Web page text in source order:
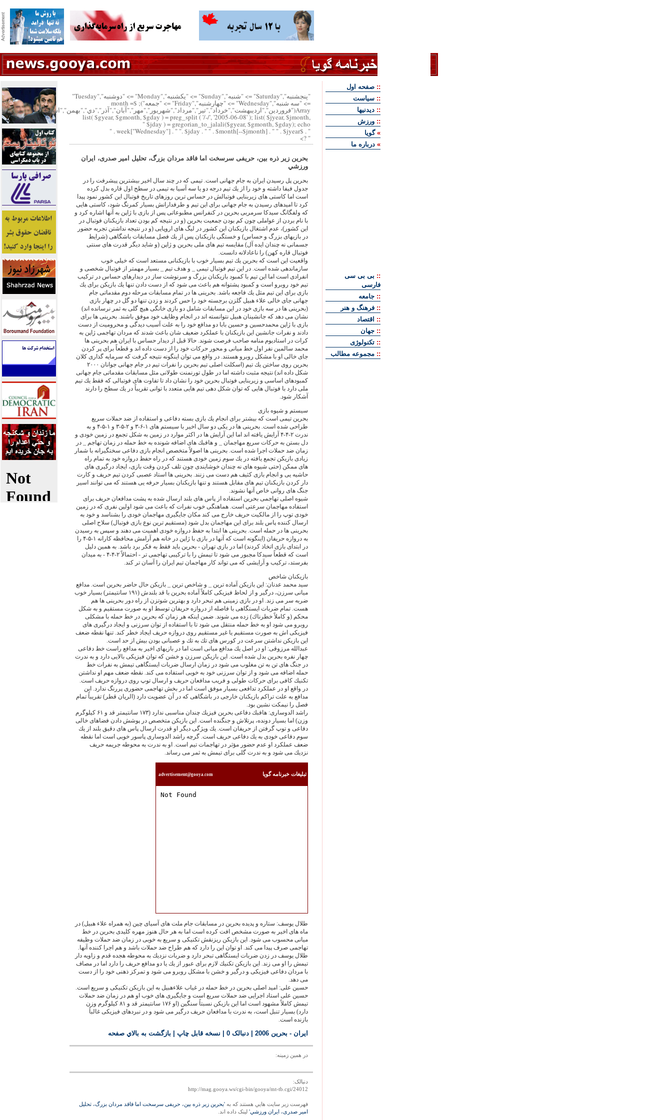
"پنجشنبه","Saturday" => "شنبه","Sunday" => "يكشنبه","Monday" => "دوشنبه","Tuesday"
=> "سه شنبه","Wednesday" => "چهارشنبه","Friday" => "جمعه"); $month =
Array("فروردين","ارديبهشت","خرداد","تير","مرداد","شهريور","مهر","آبان","آذر","دي","بهمن","اسفند");
list( $gyear, $gmonth, $gday ) = preg_split ( '/-/', '2005-06-08' ); list( $jyear, $jmonth,
$jday ) = gregorian_to_jalali($gyear, $gmonth, $gday); echo "
" . $week["Wednesday"] . " ". $jday . " " . $month[--$jmonth] . " " . $jyear . "
" ?>
بحرين زير ذره بين، حريفى سرسخت اما فاقد مردان بزرگ، تحليل امير صدرى، ايران
ورزشي
بحرين پل رسيدن ايران به جام جهانى است. تيمى كه در چند سال اخير بيشترين پيشرفت را در
جدول فيفا داشته و خود را از يك تيم درجه دو يا سه آسيا به تيمى در سطح اول قاره بدل كرده
است اما كاستى هاى زيربنايى فوتبالش در حساس ترين روزهاى تاريخ فوتبال اين كشور نمود پيدا
كرد تا اميدهاى رسيدن به جام جهانى براى اين تيم و طرفدارانش بسيار كمرنگ شود، كاستى هايى
كه ولفگانگ سيدكا سرمربى بحرين در كنفرانس مطبوعاتى پس از بازى با ژاپن به آنها اشاره كرد و
با نام بردن از عواملى چون كم بودن جمعيت بحرين (و در نتيجه كم بودن تعداد بازيكنان فوتبال در
اين كشور)، عدم اشتغال بازيكنان اين كشور در ليگ هاى اروپايى (و در نتيجه نداشتن تجربه حضور
در بازيهاى بزرگ و حساس) و خستگى بازيكنان پس از يك فصل مسابقات باشگاهى (شرايط
جسمانى نه چندان ايده آل) مقايسه تيم هاى ملى بحرين و ژاپن (و شايد ديگر قدرت هاى سنتى
فوتبال قاره كهن) را ناعادلانه دانست.
واقعيت اين است كه بحرين يك تيم بسيار خوب با بازيكنانى مستعد است كه خيلى خوب
سازماندهى شده است. در اين تيم فوتبال تيمى _ و هدف تيم _ بسيار مهمتر از فوتبال شخصى و
انفرادى است اما اين تيم با كمبود بازيكنان بزرگ و سرنوشت ساز در ديدارهاى حساس در تركيب
تيم خود روبرو است و كمبود پشتوانه هم باعث مى شود كه از دست دادن تنها يك بازيكن براى يك
بازى براى اين تيم مثل يك فاجعه باشد. بحرينى ها در تمام مسابقات مرحله دوم مقدماتى جام
جهانى جاى خالى علاء هبيل گلزن برجسته خود را حس كردند و زدن تنها دو گل در چهار بازى
(بحرينى ها در سه بازى خود در اين مسابقات شامل دو بازى خانگى هيچ گلى به ثمر نرسانده اند)
نشان مى دهد كه جانشينان هبيل نتوانسته اند در انجام وظايف خود موفق باشند. بحرينى ها براى
بازى با ژاپن محمدحسين و حسين بابا دو مدافع خود را به علت آسيب ديدگى و محروميت از دست
دادند و نفرات جانشين اين بازيكنان با عملكرد ضعيف شان باعث شدند كه مردان تهاجمى ژاپن به
كرات در استاديوم منامه صاحب فرصت شوند. حالا قبل از ديدار حساس با ايران هم بحرينى ها
محمد سالمين نفر اول خط ميانى و محور حركات خود را از دست داده اند و قطعاً براى پر كردن
جاى خالى او با مشكل روبرو هستند. در واقع مى توان اينگونه نتيجه گرفت كه سرمايه گذارى كلان
بحرين روى ساختن يك تيم (اسكلت اصلى تيم بحرين را نفرات تيم در جام جهانى جوانان ۲۰۰۰
شكل داده اند) نتيجه مثبت داشته اما در طول تورنمنت طولانى مثل مسابقات مقدماتى جام جهانى
كمبودهاى اساسى و زيربنايى فوتبال بحرين خود را نشان داد تا تفاوت هاى فوتبالى كه فقط يك تيم
ملى دارد با فوتبال هايى كه توان شكل دهى تيم هايى متعدد با توانى تقريباً در يك سطح را دارند
آشكار شود.
سيستم و شيوه بازى
بحرين تيمى است كه بيشتر براى انجام يك بازى بسته دفاعى و استفاده از ضد حملات سريع
طراحى شده است. بحرينى ها در يكى دو سال اخير با سيستم هاى ۱-۶-۳ و ۲-۵-۳ و ۱-۵-۴ و به
ندرت ۲-۴-۴ آرايش يافته اند اما اين آرايش ها در اكثر موارد در زمين به شكل تجمع در زمين خودى و
دل بستن به حركات سريع مهاجمان _ و هافبك هاى اضافه شونده به خط حمله در زمان تهاجم _ در
زمان ضد حملات اجرا شده است. بحرينى ها اصولاً متخصص انجام بازى دفاعى سختگيرانه با شمار
زيادى بازيكن تجمع يافته در يك سوم زمين خودى هستند كه در راه حفظ دروازه خود به تمام راه
هاى ممكن (حتى شيوه هاى نه چندان خوشايندى چون تلف كردن وقت بازى، ايجاد درگيرى هاى
حاشيه يى و انجام بازى كثيف هم دست مى زنند. بحرينى ها استاد عصبى كردن تيم حريف و كارت
دار كردن بازيكنان تيم هاى مقابل هستند و تنها بازيكنان بسيار حرفه يى هستند كه مى توانند اسير
جنگ هاى روانى خاص آنها نشوند.
شيوه اصلى تهاجمى بحرين استفاده از پاس هاى بلند ارسال شده به پشت مدافعان حريف براى
استفاده مهاجمان سرعتى است. هماهنگى خوب نفرات كه باعث مى شود اولين نفرى كه در زمين
خودى توپ را از مالكيت حريف خارج مى كند مكان جايگيرى مهاجمان خودى را بشناسد و خود به
ارسال كننده پاس بلند براى اين مهاجمان بدل شود (مستقيم ترين نوع بازى فوتبال) سلاح اصلى
بحرينى ها در حمله است. بحرينى ها ابتدا به حفظ دروازه خودى اهميت مى دهند و سپس به رسيدن
به دروازه حريفان (اينگونه است كه آنها در بازى با ژاپن در خانه هم آرامش محافظه كارانه ۱-۵-۴ را
در ابتداى بازى اتخاذ كردند) اما در بازى تهران - بحرين بايد فقط به فكر برد باشد. به همين دليل
است كه قطعاً سيدكا مجبور مى شود تا تيمش را با تركيبى تهاجمى تر - احتمالاً ۲-۴-۴ - به ميدان
بفرستد، تركيب و آرايشى كه مى تواند كار مهاجمان تيم ايران را آسان تر كند.
بازيكنان شاخص
سيد محمد عدنان: اين بازيكن آماده ترين _ و شاخص ترين _ بازيكن حال حاضر بحرين است. مدافع
ميانى سرزن، درگير و از لحاظ فيزيكى كاملاً آماده بحرين با قد بلندش (۱۹۱ سانتيمتر) بسيار خوب
ضربه سر مى زند. او در بازى زمينى هم تبحر دارد و بهترين شوتزن از راه دور بحرينى ها هم
هست. تمام ضربات ايستگاهى با فاصله از دروازه حريفان توسط او به صورت مستقيم و به شكل
محكم (و كاملاً خطرناك) زده مى شوند. ضمن اينكه هر زمان كه بحرين در خط حمله با مشكلى
روبرو مى شود او به خط حمله منتقل مى شود تا با استفاده از توان سرزنى و ايجاد درگيرى هاى
فيزيكى اش به صورت مستقيم يا غير مستقيم روى دروازه حريف ايجاد خطر كند. تنها نقطه ضعف
اين بازيكن نداشتن سرعت در كورس هاى تك به تك و عصبانى بودن بيش از حد است.
عبدالله مرزوقى: او در اصل يك مدافع ميانى است اما در بازيهاى اخير به مدافع راست خط دفاعى
چهار نفره بحرين بدل شده است. اين بازيكن سرزن و خشن كه توان فيزيكى بالايى دارد و به ندرت
در جنگ هاى تن به تن مغلوب مى شود در زمان ارسال ضربات ايستگاهى تيمش به نفرات خط
حمله اضافه مى شود و از توان سرزنى خود به خوبى استفاده مى كند. نقطه ضعف مهم او نداشتن
تكنيك كافى براى حركات طولى و فريب مدافعان حريف و ارسال توپ روى دروازه حريف است.
در واقع او در عملكرد تدافعى بسيار موفق است اما در بخش تهاجمى حضورى پررنگ ندارد. اين
مدافع به علت تراكم بازيكنان خارجى در باشگاهى كه در آن عضويت دارد (الريان قطر) تقريباً تمام
فصل را نيمكت نشين بود.
راشد الدوسارى: هافبك دفاعى بحرين فيزيك چندان مناسبى ندارد (۱۷۳ سانتيمتر قد و ۶۱ كيلوگرم
وزن) اما بسيار دونده، پرتلاش و جنگنده است. اين بازيكن متخصص در پوشش دادن فضاهاى خالى
دفاعى و توپ گرفتن از حريفان است. يك ويژگى ديگر او قدرت ارسال پاس هاى دقيق بلند از يك
سوم دفاعى خودى به يك دفاعى حريف است. گرچه راشد الدوسارى پاسور خوبى است اما نقطه
ضعف عملكرد او عدم حضور مؤثر در تهاجمات تيم است. او به ندرت به محوطه جريمه حريف
نزديك مى شود و به ندرت گلى براى تيمش به ثمر مى رساند.
تبليغات خبرنامه گويا advertisement@gooya.com
طلال يوسف: ستاره و پديده بحرين در مسابقات جام ملت هاى آسياى چين (به همراه علاء هبيل) در
ماه هاى اخير به صورت مشخص افت كرده است اما به هر حال هنوز مهره كليدى بحرين در خط
ميانى محسوب مى شود. اين بازيكن ريزنقش تكنيكى و سريع به خوبى در زمان ضد حملات وظيفه
تهاجمى صرف پيدا مى كند. او توان اين را دارد كه هم طراح ضد حملات باشد و هم اجرا كننده آنها.
طلال يوسف در زدن ضربات ايستگاهى تبحر دارد و ضربات نزديك به محوطه هجده قدم و زاويه دار
تيمش را او مى زند. اين بازيكن تكنيك لازم براى عبور از يك يا دو مدافع حريف را دارد اما در مصاف
با مردان دفاعى فيزيكى و درگير و خشن با مشكل روبرو مى شود و تمركز ذهنى خود را از دست
مى دهد.
حسين على: اميد اصلى بحرين در خط حمله در غياب علاءهبيل به اين بازيكن تكنيكى و سريع است.
حسين على استاد اجرايى ضد حملات سريع است و جايگيرى هاى خوب او هم در زمان ضد حملات
تيمش كاملاً مشهود است اما اين بازيكن نسبتاً سنگين (او ۱۷۶ سانتيمتر قد و ۸۱ كيلوگرم وزن
دارد) بسيار تنبل است، به ندرت با مدافعان حريف درگير مى شود و در نبردهاى فيزيكى غالباً
بازنده است.
ايران - بحرين 2006 | دنبالک 0 نسخه قابل چاپ بازگشت به بالاي صفحه
در همين زمينه:
دنبالک:
http://mag.gooya.ws/cgi-bin/gooya/mt-tb.cgi/24012
فهرست زير سايت هايي هستند که به 'بحرين زير ذره بين، حريفى سرسخت اما فاقد مردان بزرگ، تحليل
امير صدرى، ايران ورزشي' لينک داده اند.
:: صفحه اول
:: سياست
:: ديدنيها
:: ورزش
»گويا
» درباره ما
:: بی بی سی
فارسی
:: جامعه
:: فرهنگ و هنر
:: اقتصاد
:: جهان
:: تکنولوژی
:: مجموعه مطالب